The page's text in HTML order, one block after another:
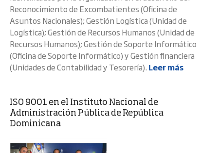
Reconocimiento de Excombatientes (Oficina de
Asuntos Nacionales); Gestión Logística (Unidad de
Logística); Gestión de Recursos Humanos (Unidad de
Recursos Humanos); Gestión de Soporte Informático
(Oficina de Soporte Informático) y Gestión financiera
(Unidades de Contabilidad y Tesorería). Leer más
ISO 9001 en el Instituto Nacional de
Administración Pública de República
Dominicana